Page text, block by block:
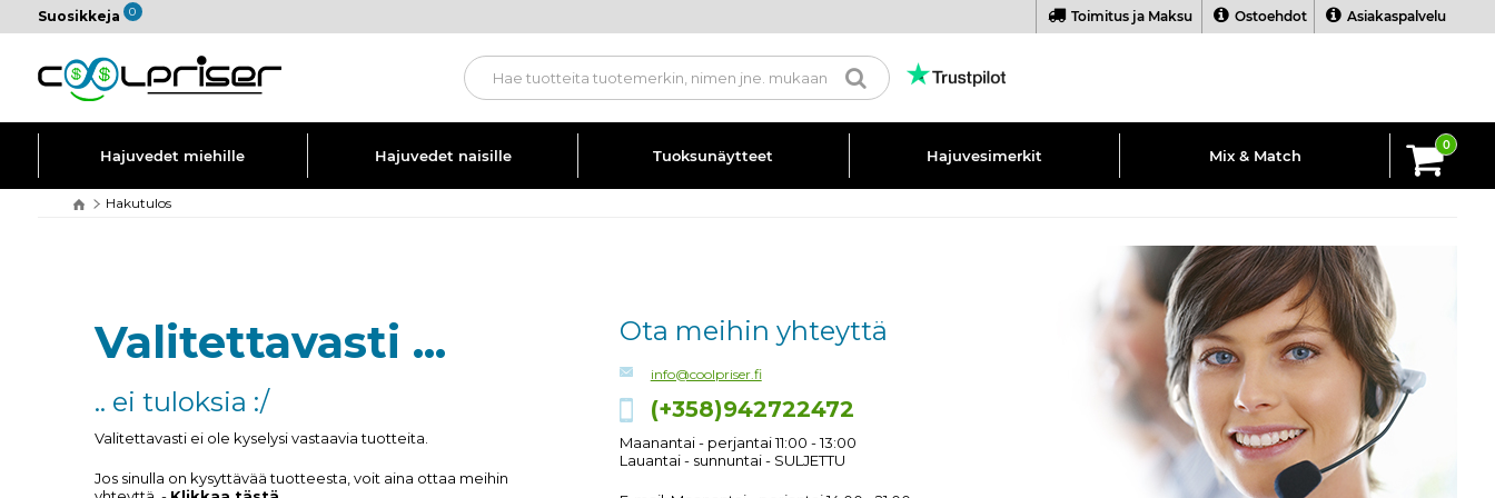
Suosikkeja 0 Toimitus ja Maksu Ostoehdot Asiakaspalvelu
Hajuvedet miehille Hajuvedet naisille Tuoksunäytteet Hajuvesimerkit Mix & Match
0
Hakutulos
Valitettavasti ...
.. ei tuloksia :/
Valitettavasti ei ole kyselysi vastaavia tuotteita.
Jos sinulla on kysyttävää tuotteesta, voit aina ottaa meihin
Ota meihin yhteyttä
info@coolpriser.fi
(+358)942722472
Maanantai - perjantai 11:00 - 13:00
Lauantai - sunnuntai - SULJETTU
Tilaisuutesi hankkia
Byredon ikoninen